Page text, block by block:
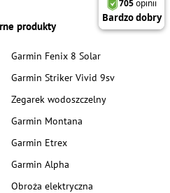
produkty
Garmin Fenix 8 Solar
Garmin Striker Vivid 9sv
Zegarek wodoszczelny
Garmin Montana
Garmin Etrex
Garmin Alpha
Obroża elektryczna